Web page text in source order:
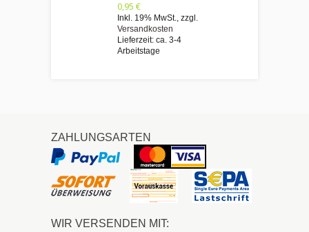
0,95 €
Inkl. 19% MwSt., zzgl.
Versandkosten
Lieferzeit: ca. 3-4
Arbeitstage
ZAHLUNGSARTEN
WIR VERSENDEN MIT: